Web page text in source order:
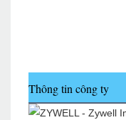
Thông tin công ty